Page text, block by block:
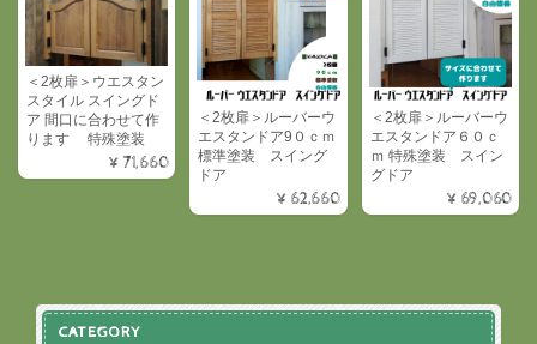
＜2枚扉＞ウエスタン
スタイル スイングド
ア 間口に合わせて作
ります 特殊塗装
¥71,660
＜2枚扉＞ルーバーウ
エスタンドア9０ｃｍ
標準塗装 スイング
ドア
¥62,660
＜2枚扉＞ルーバーウ
エスタンドア６０ｃ
ｍ 特殊塗装 スイン
グドア
¥69,060
CATEGORY